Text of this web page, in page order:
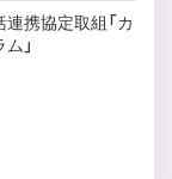
携協定取組「カ
」